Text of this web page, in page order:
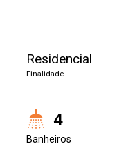
Residencial
Finalidade
4
Banheiros